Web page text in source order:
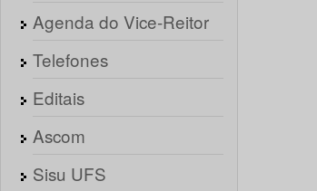
Agenda do Vice-Reitor
Telefones
Editais
Ascom
Sisu UFS